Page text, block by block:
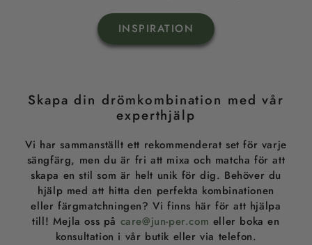
INSPIRATION
Skapa din drömkombination med vår
experthjälp
Vi har sammanställt ett rekommenderat set för varje
sängfärg, men du är fri att mixa och matcha för att
skapa en stil som är helt unik för dig. Behöver du
hjälp med att hitta den perfekta kombinationen
eller färgmatchningen? Vi finns här för att hjälpa
till! Mejla oss på care@jun-per.com eller boka en
konsultation i vår butik eller via telefon.